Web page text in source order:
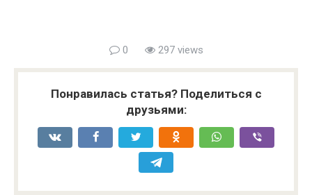
0 297 views
Понравилась статья? Поделиться с
друзьями: